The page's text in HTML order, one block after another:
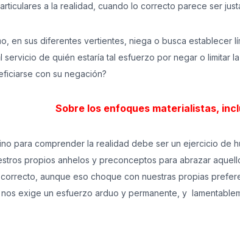
a la realidad, cuando lo correcto parece ser
en sus diferentes vertientes, niega o busca establecer
servicio de quién estaría tal esfuerzo por negar o limitar
con su negación?
Sobre los enfoques materialistas,
para comprender la realidad debe ser un ejercicio de
propios anhelos y preconceptos para abrazar
aunque eso choque con nuestras propias
exige un esfuerzo arduo y permanente, y